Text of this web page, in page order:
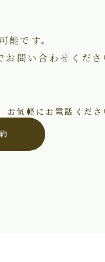
能です。
問い合わせくださ
気軽にお電話くださ